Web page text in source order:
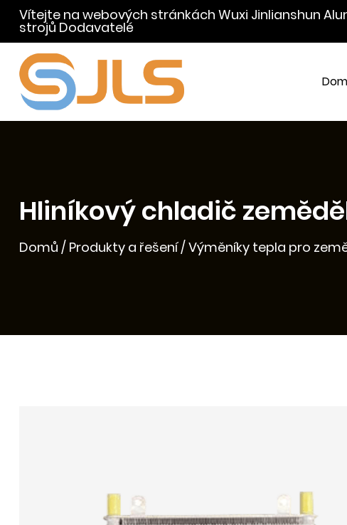
Vítejte na webových stránkách Wuxi Jinlianshun
strojů Dodavatelé
Hliníkový chladič
Domů / Produkty a řešení/Výměníky tepla pro